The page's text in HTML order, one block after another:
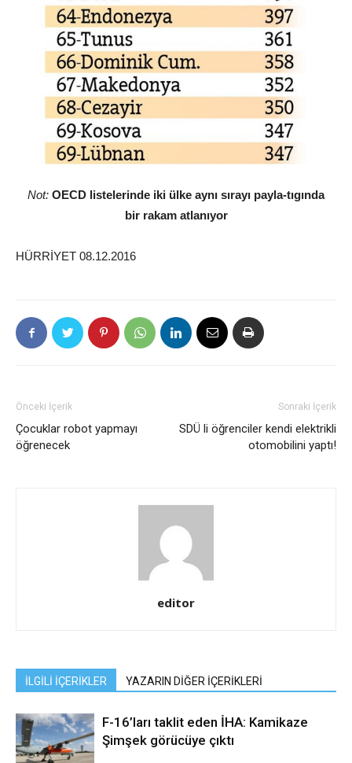
Not: OECD listelerinde iki ülke aynı sırayı payla‑tıgında
bir rakam atlanıyor
HÜRRİYET 08.12.2016
Önceki İçerik
Çocuklar robot yapmayı
öğrenecek
Sonraki İçerik
SDÜ li öğrenciler kendi elektrikli
otomobilini yaptı!
editor
İLGİLİ İÇERİKLER YAZARIN DİĞER İÇERİKLERİ
F-16’ları taklit eden İHA: Kamikaze
Şimşek görücüye çıktı